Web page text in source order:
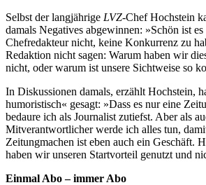
Selbst der langjährige LVZ-Chef Hochstein
damals Negatives abgewinnen: »Schön ist
Chefredakteur nicht, keine Konkurrenz zu
Redaktion nicht sagen: Warum haben wir
nicht, oder warum ist unsere Sichtweise so
In Diskussionen damals, erzählt Hochstein,
humoristisch« gesagt: »Dass es nur eine
bedaure ich als Journalist zutiefst. Aber als
Mitverantwortlicher werde ich alles tun,
Zeitungmachen ist eben auch ein Geschäft.
haben wir unseren Startvorteil genutzt und
Einmal Abo – immer Abo